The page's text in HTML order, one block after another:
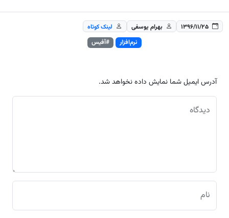
۱۳۹۶/۱۱/۲۵ بهرام یوسفی
لینک کوتاه
نرم‌افزار
#آفیس
آدرس ایمیل شما نمایش داده نخواهد شد.
دیدگاه
نام